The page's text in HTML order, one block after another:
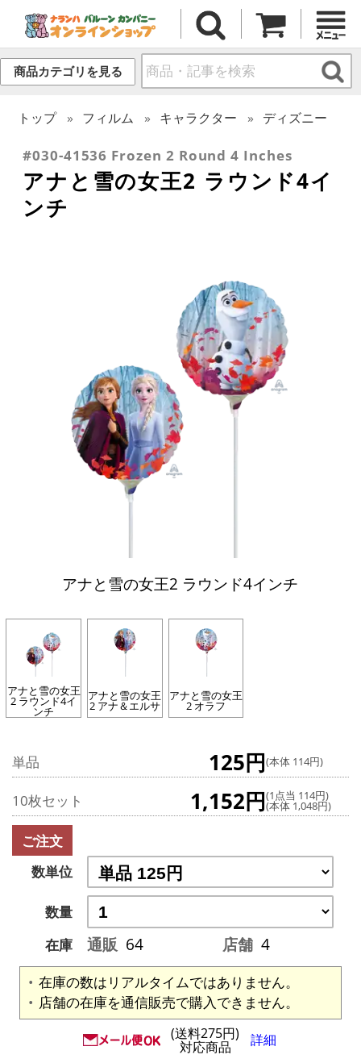
商品カテゴリを見る
トップ フィルム キャラクター ディズニー
#030-41536 Frozen 2 Round 4 Inches
アナと雪の女王2 ラウンド4イ
ンチ
アナと雪の女王2 ラウンド4インチ
アナと雪の女王
2 ラウンド4イ
ンチ
アナと雪の女王
2 アナ＆エルサ
アナと雪の女王
2 オラフ
単品 125円(本体 114円)
10枚セット 1,152円(1点当 114円)
(本体 1,048円)
ご注文
数単位
数量
在庫
通販 64 店舗 4
在庫の数はリアルタイムではありません。
店舗の在庫を通信販売で購入できません。
(送料275円)
対応商品 詳細